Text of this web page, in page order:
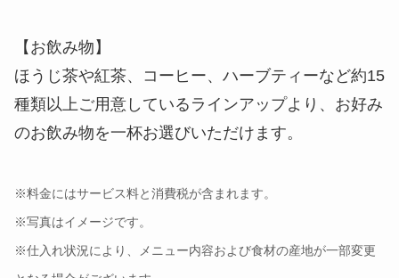
【お飲み物】
ほうじ茶や紅茶、コーヒー、ハーブティーなど約15
種類以上ご用意しているラインアップより、お好み
のお飲み物を一杯お選びいただけます。
※料金にはサービス料と消費税が含まれます。
※写真はイメージです。
※仕入れ状況により、メニュー内容および食材の産地が一部変更